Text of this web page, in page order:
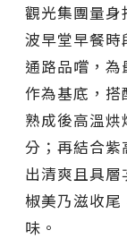
觀光集團量身
波早堂早餐時
通路品嚐，
作為基底，搭
熟成後高溫
分；再結合紫
出清爽且具
椒美乃滋收尾
味。